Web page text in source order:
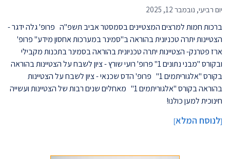
יום רביעי, נובמבר 12, 2025
ברכות חמות למרצים המצטיינים בסמסטר אביב תשפ"ה פרופ' גלה ידגר -
הצטיינות יתרה טכניונית בהוראה ב"סמינר במערכות אחסון מידע" פרופ'
ארז פטרנק- הצטיינות יתרה טכניונית בהוראה בסמינר בתכנות מקבילי
ובקורס "מבני נתונים 1" פרופ' רועי שורץ - ציון לשבח על הצטיינות בהוראה
בקורס "אלגוריתמים 1" פרופ' הדס שכנאי - ציון לשבח על הצטיינות
בהוראה בקורס "אלגוריתמים 1" מאחלים שנים רבות של הצטיינות ועשייה
חינוכית למען כולנו!
[לנוסח המלא]